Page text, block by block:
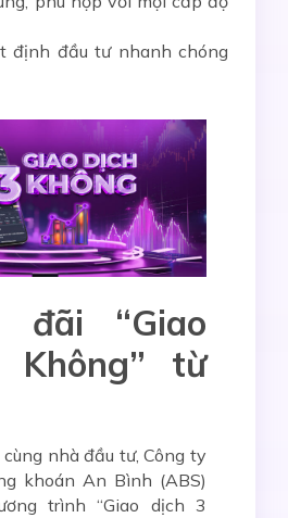
định đầu tư nhanh chóng
đãi “Giao
từ
nhà đầu tư, Công ty
khoán An Bình (ABS)
trình“Giao dịch 3